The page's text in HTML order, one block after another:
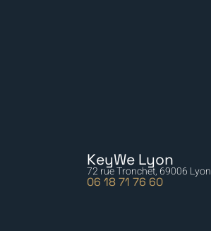
KeyWe Lyon
72 rue Tronchet, 69006 Lyon
06 18 71 76 60